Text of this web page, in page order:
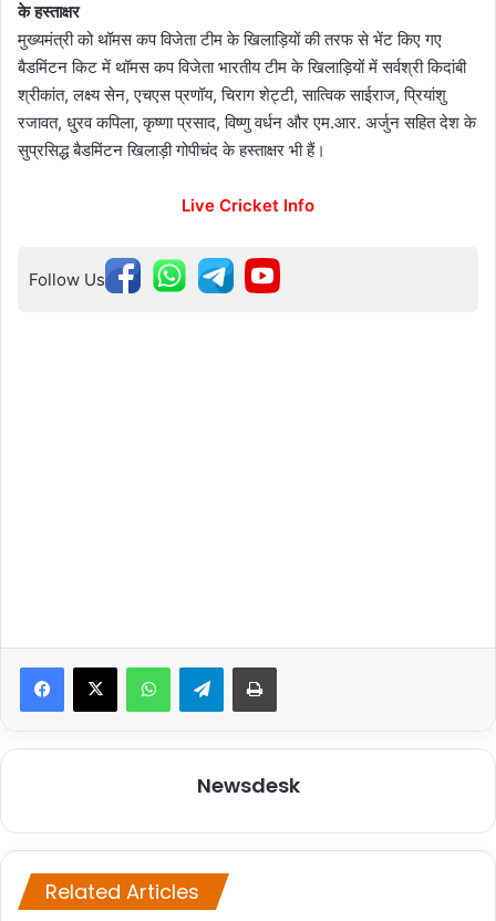
के हस्ताक्षर
मुख्यमंत्री को थॉमस कप विजेता टीम के खिलाड़ियों की तरफ से भेंट किए गए
बैडमिंटन किट में थॉमस कप विजेता भारतीय टीम के खिलाड़ियों में सर्वश्री किदांबी
श्रीकांत, लक्ष्य सेन, एचएस प्रणॉय, चिराग शेट्टी, सात्विक साईराज, प्रियांशु
रजावत, धु्रव कपिला, कृष्णा प्रसाद, विष्णु वर्धन और एम.आर. अर्जुन सहित देश के
सुप्रसिद्ध बैडमिंटन खिलाड़ी गोपीचंद के हस्ताक्षर भी हैं।
Live Cricket Info
Follow Us
Telegram
Newsdesk
Related Articles